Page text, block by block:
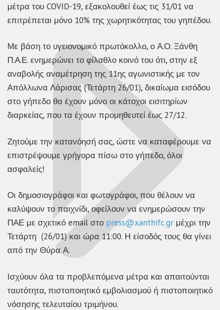
μέτρα του COVID-19, εξακολουθεί έως τις 31/01 να
επιτρέπεται μόνο 10% της χωρητικότητας του γηπέδου.
Με βάση το υγειονομικό πρωτόκολλο, ο Α.Ο. Ξάνθη
Π.Α.Ε. ενημερώνει το φίλαθλο κοινό του ότι, στην εξ
αναβολής αναμέτρηση της 11ης αγωνιστικής με τον
Απόλλωνα Λάρισας (Τετάρτη 26/01), δικαίωμα εισόδου
στο γήπεδο θα έχουν μόνο οι κάτοχοι εισιτηρίων
διαρκείας, που τα έχουν προμηθευτεί έως 27/12.
Ζητούμε την κατανόησή σας, ώστε να καταφέρουμε να
επιστρέψουμε γρήγορα πίσω στο γήπεδο, όλοι
ασφαλείς!
Οι δημοσιογράφοι και φωτογράφοι, που θέλουν να
καλύψουν το παιχνίδι, οφείλουν να ενημερώσουν την
ΠΑΕ με σχετικό email στο press@xanthifc.gr μέχρι την
Τετάρτη (26/01) και ώρα 11:00. Η είσοδός τους θα γίνει
από την Θύρα Α.
Ισχύουν όλα τα προβλεπόμενα μέτρα και απαιτούνται
ταυτότητα, πιστοποιητικό εμβολιασμού ή πιστοποιητικό
νόσησης τελευταίου τριμήνου.